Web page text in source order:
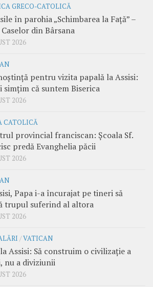
GRECO-CATOLICĂ
în parohia „Schimbarea la Față” –
din Bârsana
2026
pentru vizita papală la Assisi:
simțim că suntem Biserica
2026
CATOLICĂ
provincial franciscan: Școala Sf.
predă Evanghelia păcii
2026
Papa i-a încurajat pe tineri să
trupul suferind al altora
2026
/VATICAN
Assisi: Să construim o civilizație a
nu a diviziunii
2026